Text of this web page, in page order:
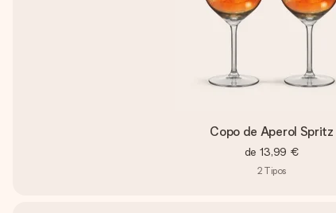
Copo de Aperol Spritz
de 13,99 €
2 Tipos